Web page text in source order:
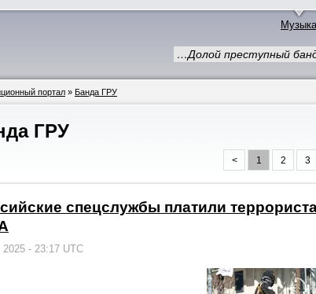
Музыка
…Долой преступный
портал » Банда ГРУ
ГРУ
< 1 2 3
спецслужбы платили
- 23:17 UTC